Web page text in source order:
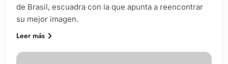
de Brasil, escuadra con la que apunta a reencontrar
su mejor imagen.
Leer más